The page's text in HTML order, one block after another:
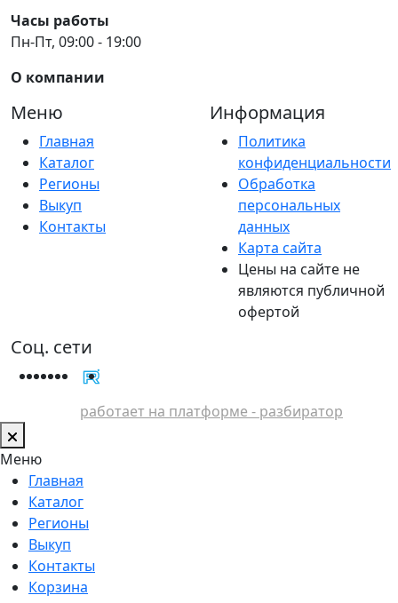
Часы работы
Пн-Пт, 09:00 - 19:00
О компании
Меню
Главная
Каталог
Регионы
Выкуп
Контакты
Информация
Политика
конфиденциальности
Обработка
персональных
данных
Карта сайта
Цены на сайте не
являются публичной
офертой
Соц. сети
работает на платформе - разбиратор
Меню
Главная
Каталог
Регионы
Выкуп
Контакты
Корзина